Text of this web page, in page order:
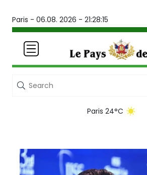
Paris - 06.08. 2026 - 21:28:15
Paris 24°C